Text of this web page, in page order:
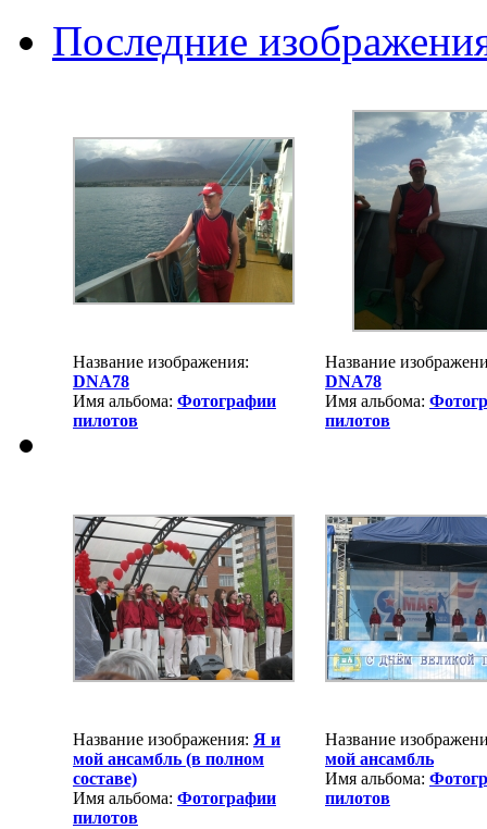
Последние
Название изображения:
DNA78
Имя альбома: Фотографии
пилотов
Название
DNA78
Имя альбома:
пилотов
Название изображения: Я и
мой ансамбль (в полном
составе)
Имя альбома: Фотографии
пилотов
Название
мой ансамбль
Имя альбома:
пилотов